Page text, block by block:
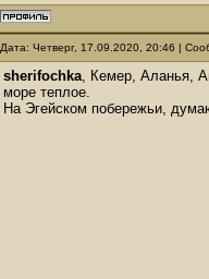
Дата: Четверг, 17.09.2020, 20:46 |
sherifochka, Кемер, Аланья,
море теплое.
На Эгейском побережьи,